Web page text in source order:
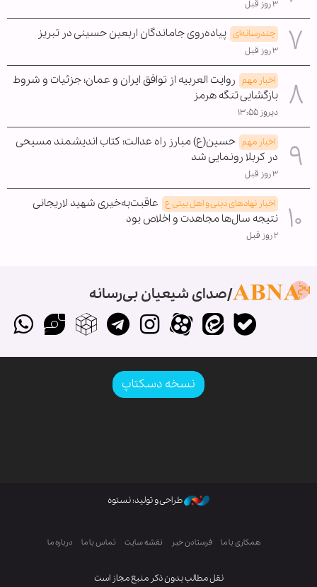
۳ روز قبل
چندرسانه‌ای پیاده‌روی جاماندگان اربعین حسینی در تبریز
۳ روز قبل
اخبار مهم روایت العربیه از توافق ایران و عمان؛ جزئیات و شروط
بازگشایی تنگه هرمز
دیروز ۱۳:۵۵
اخبار مهم حسین(ع) مبارز راه عدالت؛ کتاب اندیشمند مسیحی
در کربلا رونمایی شد
۳ روز قبل
اخبار نهادهای دینی و اهل بیتی ع عاقبت‌به‌خیری شهید لاریجانی
نتیجه سال‌ها مجاهدت و اخلاص بود
۲ روز قبل
صدای شیعیان بی‌رسانه
نسخه دسکتاپ
نقل مطالب بدون ذکر منبع مجاز است
طراحی و تولید: نستوه
همکاری با ما فرستادن خبر نقشه سایت تماس با ما درباره ما